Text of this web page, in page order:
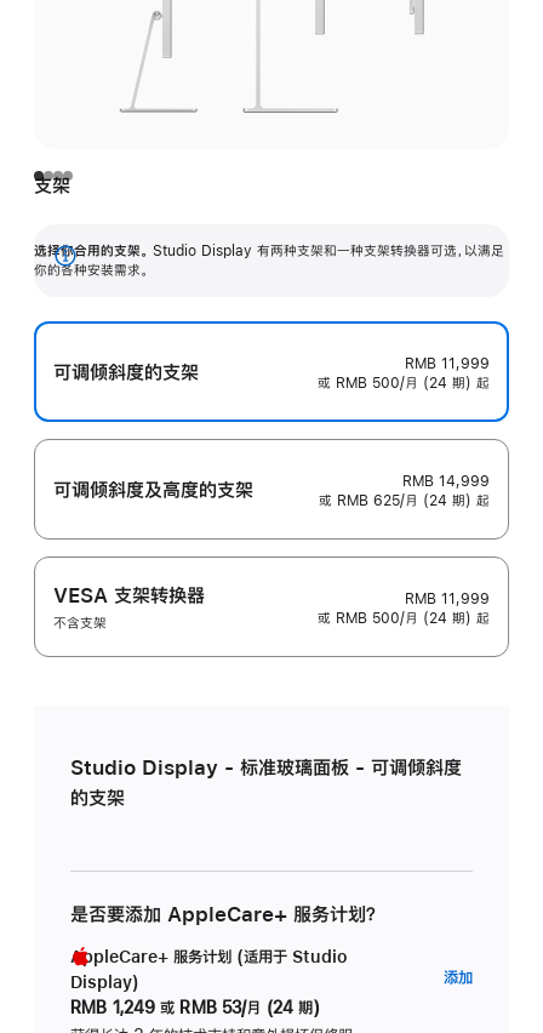
支架
选择你合用的支架。 Studio Display 有两种支架和一种支架转换器可选，以满足
你的各种安装需求。
展
可调倾斜度的支架
RMB 11,999
或 RMB 500/月 (24 期) 起
可调倾斜度及高‍度的支‍架
RMB 14,999
或 RMB 625/月 (24 期) 起
VESA 支架转换器
不含支架
RMB 11,999
或 RMB 500/月 (24 期) 起
Studio Display - 标准玻璃面板 - 可调倾斜度
的支架
是否要添加 AppleCare+ 服务计划？
AppleCare+ 服务计划 (适用于 Studio
Display)
RMB 1,249 或 RMB 53/月 (24 期)
添加